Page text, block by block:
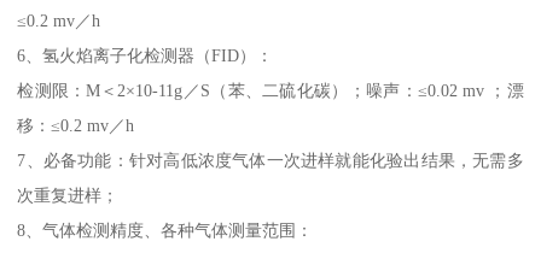
≤0.2 mv／h
6、氢火焰离子化检测器（FID）：
检测限：M＜2×10-11g／S（苯、二硫化碳）；噪声：≤0.02 mv ；漂
移：≤0.2 mv／h
7、必备功能：针对高低浓度气体一次进样就能化验出结果，无需多
次重复进样；
8、气体检测精度、各种气体测量范围：